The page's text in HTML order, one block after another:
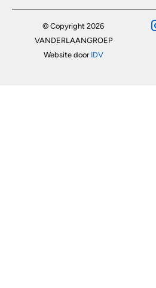
© Copyright 2026
VANDERLAANGROEP
Website door IDV